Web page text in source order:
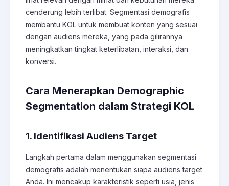
cenderung lebih terlibat. Segmentasi demografis
membantu KOL untuk membuat konten yang sesuai
dengan audiens mereka, yang pada gilirannya
meningkatkan tingkat keterlibatan, interaksi, dan
konversi.
Cara Menerapkan Demographic
Segmentation dalam Strategi KOL
1. Identifikasi Audiens Target
Langkah pertama dalam menggunakan segmentasi
demografis adalah menentukan siapa audiens target
Anda. Ini mencakup karakteristik seperti usia, jenis